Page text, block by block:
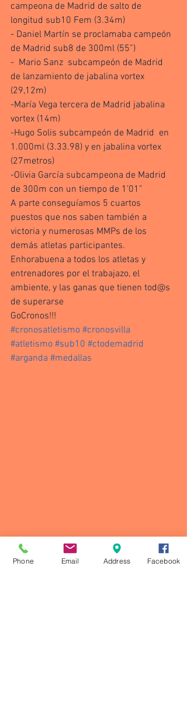
campeona de Madrid de salto de
longitud sub10 Fem (3.34m)
- Daniel Martín se proclamaba campeón
de Madrid sub8 de 300ml (55”)
-  Mario Sanz  subcampeón de Madrid
de lanzamiento de jabalina vortex
(29,12m)
-María Vega tercera de Madrid jabalina
vortex (14m)
-Hugo Solis subcampeón de Madrid  en
1.000ml (3.33.98) y en jabalina vortex
(27metros)
-Olivia García subcampeona de Madrid
de 300m con un tiempo de 1’01”
A parte conseguíamos 5 cuartos
puestos que nos saben también a
victoria y numerosas MMPs de los
demás atletas participantes.
Enhorabuena a todos los atletas y
entrenadores por el trabajazo, el
ambiente, y las ganas que tienen tod@s
de superarse
GoCronos!!!
#cronosatletismo #cronosvilla
#atletismo #sub10 #ctodemadrid
#arganda #medallas
Phone Email Address Facebook